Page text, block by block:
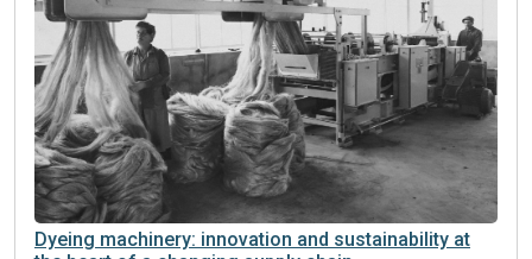
Dyeing machinery: innovation and sustainability at
the heart of a changing supply chain